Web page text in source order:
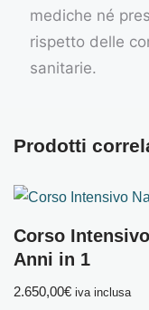
mediche né
rispetto delle
sanitarie.
Prodotti
Corso
Anni in 1
2.650,00€ iva inclusa